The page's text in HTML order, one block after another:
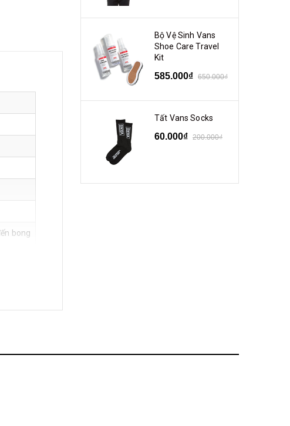
bong
Bộ Vệ Sinh Vans
Shoe Care Travel
Kit
585.000₫ 650.000₫
Tất Vans Socks
60.000₫ 200.000₫